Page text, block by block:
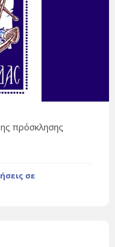
πρόσκλησης
σε